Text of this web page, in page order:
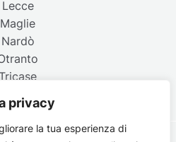
privacy
la tua esperienza di
Lecce
Maglie
Nardò